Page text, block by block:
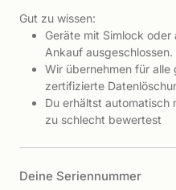
Gut zu wissen:
Geräte mit Simlock
Ankauf ausgeschlossen.
Wir übernehmen für alle
zertifizierte
Du erhältst automatisch
zu schlecht bewertest
Deine Seriennummer